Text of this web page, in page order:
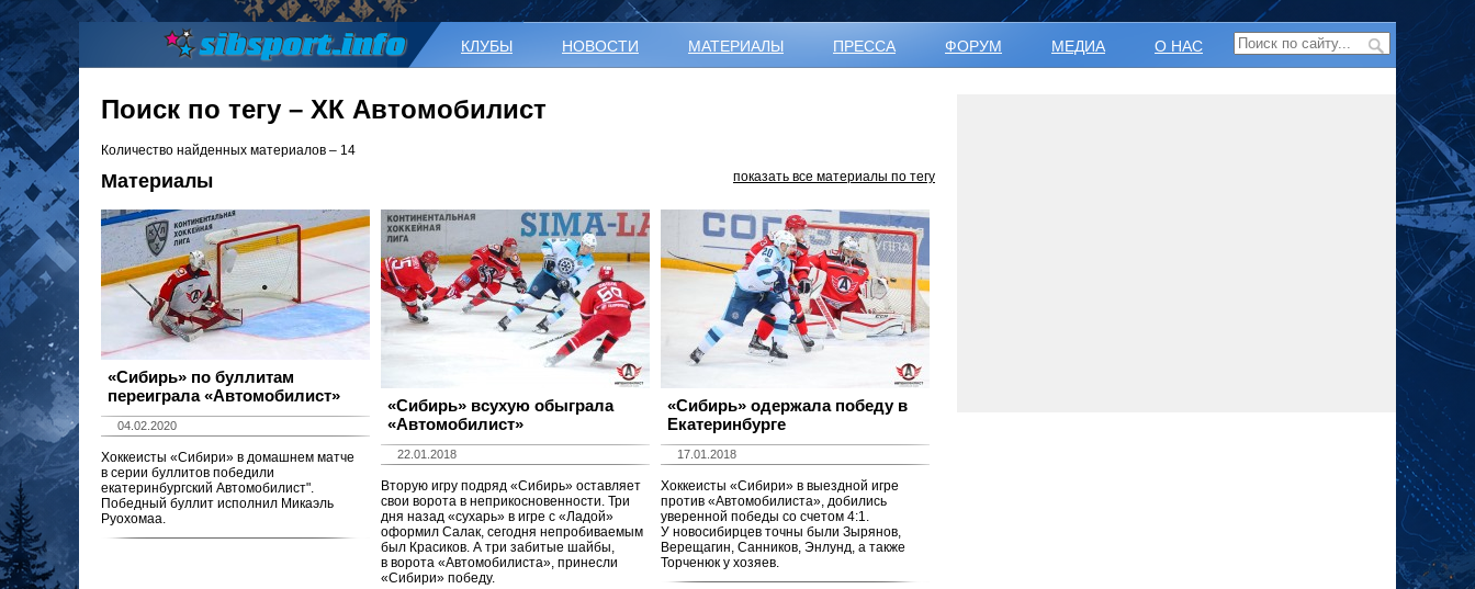
КЛУБЫ НОВОСТИ МАТЕРИАЛЫ ПРЕССА ФОРУМ МЕДИА О НАС
Поиск по тегу – ХК Автомобилист
Количество найденных материалов – 14
Материалы показать все материалы по тегу
«Сибирь» по буллитам
переиграла «Автомобилист»
04.02.2020
Хоккеисты «Сибири» в домашнем матче
в серии буллитов победили
екатеринбургский Автомобилист".
Победный буллит исполнил Микаэль
Руохомаа.
«Сибирь» всухую обыграла
«Автомобилист»
22.01.2018
Вторую игру подряд «Сибирь» оставляет
свои ворота в неприкосновенности. Три
дня назад «сухарь» в игре с «Ладой»
оформил Салак, сегодня непробиваемым
был Красиков. А три забитые шайбы,
в ворота «Автомобилиста», принесли
«Сибири» победу.
«Сибирь» одержала победу в
Екатеринбурге
17.01.2018
Хоккеисты «Сибири» в выездной игре
против «Автомобилиста», добились
уверенной победы со счетом 4:1.
У новосибирцев точны были Зырянов,
Верещагин, Санников, Энлунд, а также
Торченюк у хозяев.